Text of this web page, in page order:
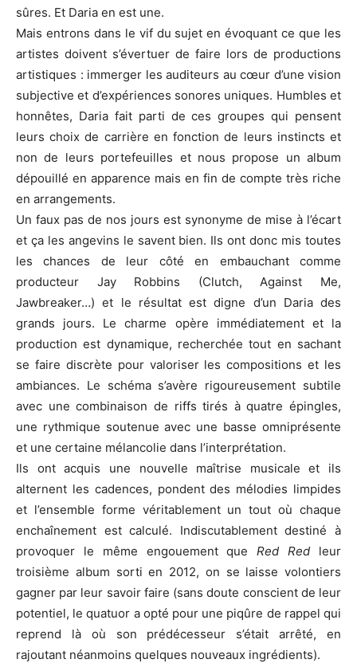
sûres. Et Daria en est une.
Mais entrons dans le vif du sujet en évoquant ce que les
artistes doivent s’évertuer de faire lors de productions
artistiques : immerger les auditeurs au cœur d’une vision
subjective et d’expériences sonores uniques. Humbles et
honnêtes, Daria fait parti de ces groupes qui pensent
leurs choix de carrière en fonction de leurs instincts et
non de leurs portefeuilles et nous propose un album
dépouillé en apparence mais en fin de compte très riche
en arrangements.
Un faux pas de nos jours est synonyme de mise à l’écart
et ça les angevins le savent bien. Ils ont donc mis toutes
les chances de leur côté en embauchant comme
producteur Jay Robbins (Clutch, Against Me,
Jawbreaker…) et le résultat est digne d’un Daria des
grands jours. Le charme opère immédiatement et la
production est dynamique, recherchée tout en sachant
se faire discrète pour valoriser les compositions et les
ambiances. Le schéma s’avère rigoureusement subtile
avec une combinaison de riffs tirés à quatre épingles,
une rythmique soutenue avec une basse omniprésente
et une certaine mélancolie dans l’interprétation.
Ils ont acquis une nouvelle maîtrise musicale et ils
alternent les cadences, pondent des mélodies limpides
et l’ensemble forme véritablement un tout où chaque
enchaînement est calculé. Indiscutablement destiné à
provoquer le même engouement queRed Red leur
troisième album sorti en 2012, on se laisse volontiers
gagner par leur savoir faire (sans doute conscient de leur
potentiel, le quatuor a opté pour une piqûre de rappel qui
reprend là où son prédécesseur s’était arrêté, en
rajoutant néanmoins quelques nouveaux ingrédients).